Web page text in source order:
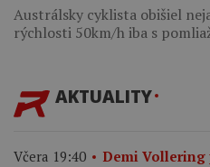
Austrálsky cyklista obišiel
rýchlosti 50km/h iba s
AKTUALITY
Včera 19:40
Demi Vollering